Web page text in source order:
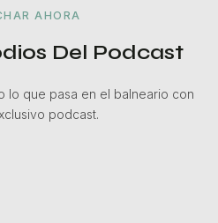
AHORA
Del Podcast
lo que pasa en el balneario con
podcast.